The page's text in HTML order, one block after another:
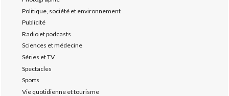
Politique, société et environnement
Publicité
Radio et podcasts
Sciences et médecine
Séries et TV
Spectacles
Sports
Vie quotidienne et tourisme